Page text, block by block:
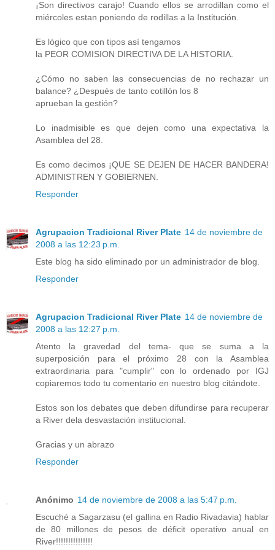
¡Son directivos carajo! Cuando ellos se arrodillan como el
miércoles estan poniendo de rodillas a la Institución.
Es lógico que con tipos así tengamos
la PEOR COMISION DIRECTIVA DE LA HISTORIA.
¿Cómo no saben las consecuencias de no rechazar un
balance? ¿Después de tanto cotillón los 8
aprueban la gestión?
Lo inadmisible es que dejen como una expectativa la
Asamblea del 28.
Es como decimos ¡QUE SE DEJEN DE HACER BANDERA!
ADMINISTREN Y GOBIERNEN.
Responder
Agrupacion Tradicional River Plate 14 de noviembre de
2008 a las 12:23 p.m.
Este blog ha sido eliminado por un administrador de blog.
Responder
Agrupacion Tradicional River Plate 14 de noviembre de
2008 a las 12:27 p.m.
Atento la gravedad del tema- que se suma a la
superposición para el próximo 28 con la Asamblea
extraordinaria para "cumplir" con lo ordenado por IGJ
copiaremos todo tu comentario en nuestro blog citándote.
Estos son los debates que deben difundirse para recuperar
a River dela desvastación institucional.
Gracias y un abrazo
Responder
Anónimo 14 de noviembre de 2008 a las 5:47 p.m.
Escuché a Sagarzasu (el gallina en Radio Rivadavia) hablar
de 80 millones de pesos de déficit operativo anual en
River!!!!!!!!!!!!!!!